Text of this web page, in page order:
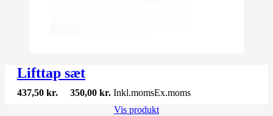
Lifttap sæt
437,50 kr. 350,00 kr. Inkl.momsEx.moms
Vis produkt